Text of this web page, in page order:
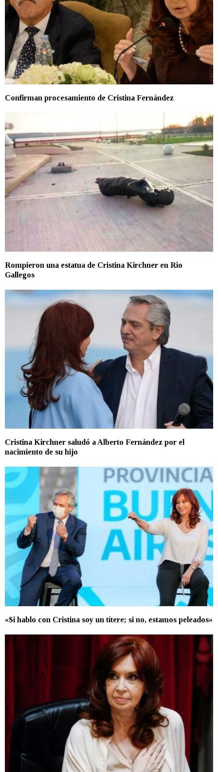
Confirman procesamiento de Cristina Fernández
Rompieron una estatua de Cristina Kirchner en Rio
Gallegos
Cristina Kirchner saludó a Alberto Fernández por el
nacimiento de su hijo
«Si hablo con Cristina soy un títere; si no, estamos peleados»